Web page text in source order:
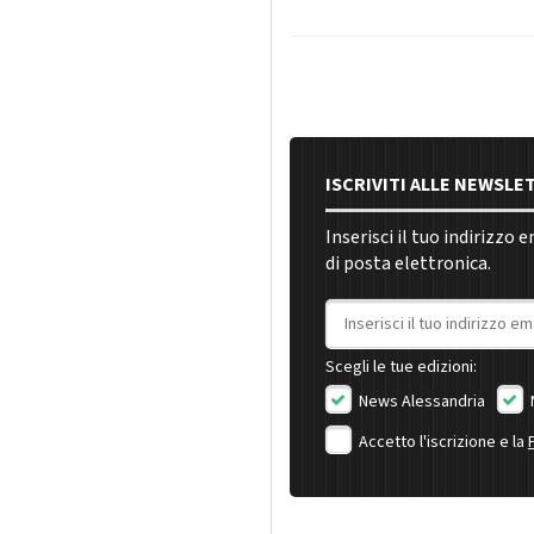
ISCRIVITI ALLE
Inserisci il tuo indirizzo
di posta elettronica.
Indirizzo email
Scegli le tue edizioni:
News Alessandria
Accetto l'iscrizione e la